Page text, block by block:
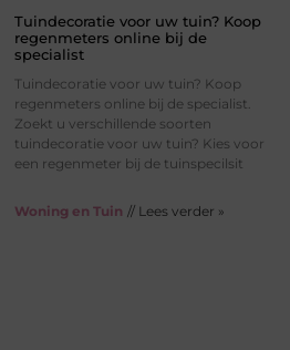
Tuindecoratie voor uw tuin? Koop
regenmeters online bij de
specialist
Tuindecoratie voor uw tuin? Koop
regenmeters online bij de specialist.
Zoekt u verschillende soorten
tuindecoratie voor uw tuin? Kies voor
een regenmeter bij de tuinspecilsit
Woning en Tuin // Lees verder »